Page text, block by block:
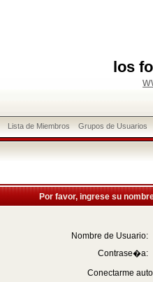
los
Lista de Miembros Grupos de Usuarios
Por favor, ingrese su
Nombre de Usuario:
Contrase�a:
Conectarme